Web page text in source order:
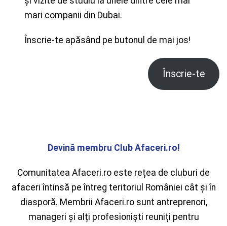
mari companii din Dubai.
Înscrie-te apăsând pe butonul de mai jos!
Înscrie-te
Devină membru Club Afaceri.ro!
Comunitatea Afaceri.ro este rețea de cluburi de
afaceri întinsă pe întreg teritoriul României cât și în
diasporă. Membrii Afaceri.ro sunt antreprenori,
manageri și alți profesioniști reuniți pentru